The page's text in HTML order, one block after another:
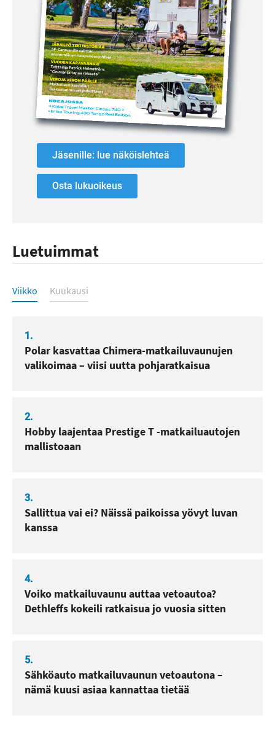
Jäsenille: lue näköislehteä
Osta lukuoikeus
Luetuimmat
Luetuimmat
Viikko Kuukausi
1.
Polar kasvattaa Chimera-matkailuvaunujen
valikoimaa – viisi uutta pohjaratkaisua
2.
Hobby laajentaa Prestige T -matkailuautojen
mallistoaan
3.
Sallittua vai ei? Näissä paikoissa yövyt luvan
kanssa
4.
Voiko matkailuvaunu auttaa vetoautoa?
Dethleffs kokeili ratkaisua jo vuosia sitten
5.
Sähköauto matkailuvaunun vetoautona –
nämä kuusi asiaa kannattaa tietää